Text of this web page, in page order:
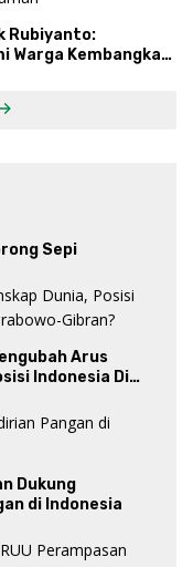
Rubiyanto:
Warga Kembangkan
Sepi
Arus
Indonesia Di
Dukung
di Indonesia